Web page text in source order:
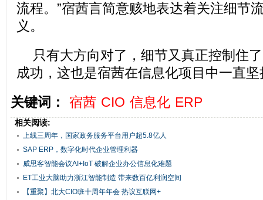
流程。”宿茜言简意赅地表达着关注细节
义。
只有大方向对了，细节又真正控制住
成功，这也是宿茜在信息化项目中一直
关键词：
宿茜 CIO 信息化 ERP
相关阅读:
上线三周年，国家政务服务平台用户超5.8亿人
SAP ERP，数字化时代企业管理利器
威思客智能会议AI+IoT 破解企业办公信息化难题
ET工业大脑助力浙江智能制造 带来数百亿利润空间
【重聚】北大CIO班十周年年会 热议互联网+